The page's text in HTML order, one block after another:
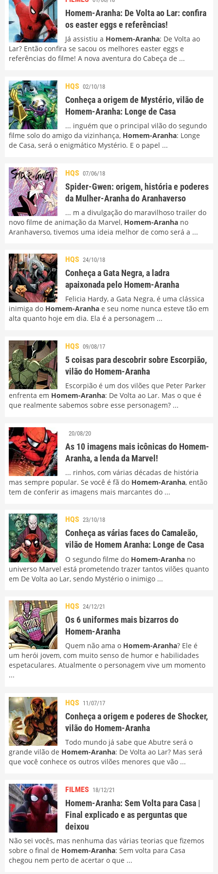
Homem-Aranha: De Volta ao Lar: confira
os easter eggs e referências!
Já assistiu a Homem-Aranha: De Volta ao
Lar? Então confira se sacou os melhores easter eggs e
referências do filme! A nova aventura do Cabeça de ...
HQS 02/10/18
Conheça a origem de Mystério, vilão de
Homem-Aranha: Longe de Casa
... inguém que o principal vilão do segundo
filme solo do amigo da vizinhança, Homem-Aranha: Longe
de Casa, será o enigmático Mystério. E o papel ...
HQS 07/06/18
Spider-Gwen: origem, história e poderes
da Mulher-Aranha do Aranhaverso
... m a divulgação do maravilhoso trailer do
novo filme de animação da Marvel, Homem-Aranha no
Aranhaverso, tivemos uma ideia melhor de como será a ...
HQS 24/10/18
Conheça a Gata Negra, a ladra
apaixonada pelo Homem-Aranha
Felicia Hardy, a Gata Negra, é uma clássica
inimiga do Homem-Aranha e seu nome nunca esteve tão em
alta quanto hoje em dia. Ela é a personagem ...
HQS 09/08/17
5 coisas para descobrir sobre Escorpião,
vilão do Homem-Aranha
Escorpião é um dos vilões que Peter Parker
enfrenta em Homem-Aranha: De Volta ao Lar. Mas o que é
que realmente sabemos sobre esse personagem? ...
20/08/20
As 10 imagens mais icônicas do Homem-
Aranha, a lenda da Marvel!
... rinhos, com várias décadas de história
mas sempre popular. Se você é fã do Homem-Aranha, então
tem de conferir as imagens mais marcantes do ...
HQS 23/10/18
Conheça as várias faces do Camaleão,
vilão de Homem Aranha: Longe de Casa
O segundo filme do Homem-Aranha no
universo Marvel está prometendo trazer tantos vilões quanto
em De Volta ao Lar, sendo Mystério o inimigo ...
HQS 24/12/21
Os 6 uniformes mais bizarros do
Homem-Aranha
Quem não ama o Homem-Aranha? Ele é
um herói jovem, com muito senso de humor e habilidades
espetaculares. Atualmente o personagem vive um momento
...
HQS 11/07/17
Conheça a origem e poderes de Shocker,
vilão do Homem-Aranha
Todo mundo já sabe que Abutre será o
grande vilão de Homem-Aranha: De Volta ao Lar? Mas será
que você conhece os outros vilões menores que vão ...
FILMES 18/12/21
Homem-Aranha: Sem Volta para Casa |
Final explicado e as perguntas que
deixou
Não sei vocês, mas nenhuma das várias teorias que fizemos
sobre o final de Homem-Aranha: Sem volta para Casa
chegou nem perto de acertar o que ...